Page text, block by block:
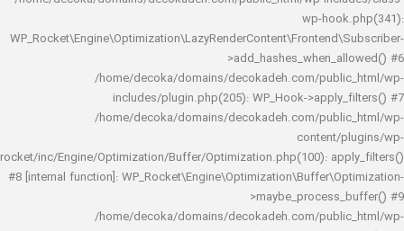
wp-
/home/decoka/domains/decokadeh.com/
includes/plugin.php(205): WP_Hook-
/home/decoka/domains/decokadeh.com/
rocket/inc/Engine/Optimization/Buffer/Optimization.php(100):
#8 [internal function]:
/home/decoka/domains/decokadeh.com/